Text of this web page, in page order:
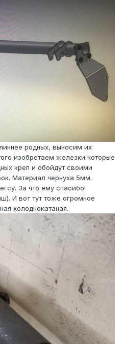
родных, выносим их
изобретаем железки которые
креп и обойдут своими
Материал чернуха 5мм.
За что ему спасибо!
И вот тут тоже огромное
холоднокатаная.